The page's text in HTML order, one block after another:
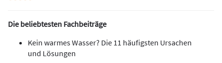
Die beliebtesten Fachbeiträge
Kein warmes Wasser? Die 11 häufigsten Ursachen
und Lösungen